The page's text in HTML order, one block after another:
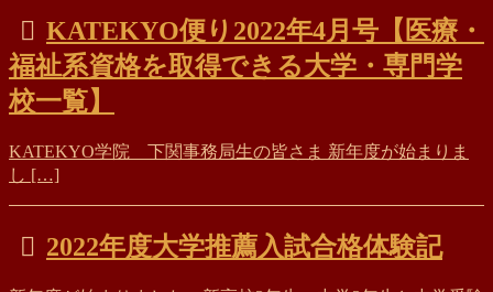
KATEKYO便り2022年4月号【医療・
福祉系資格を取得できる大学・専門学
校一覧】
KATEKYO学院 下関事務局生の皆さま 新年度が始まりま
し […]
2022年度大学推薦入試合格体験記